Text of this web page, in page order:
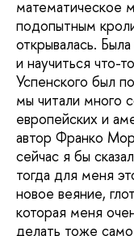
математическое
подопытным
открывалась.
и научиться что-
Успенского был
мы читали много
европейских и
автор Франко
сейчас я бы
тогда для меня
новое веяние,
которая меня
делать тоже